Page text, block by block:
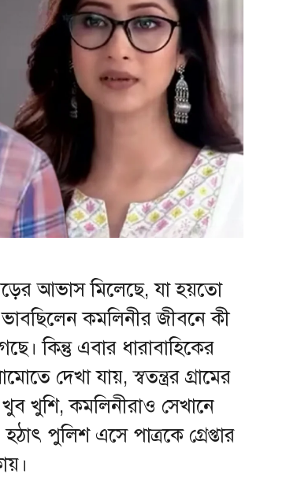
আভাস মিলেছে, যা হয়তো
কমলিনীর জীবনে কী
কিন্তু এবার ধারাবাহিকের
দেখা যায়, স্বতন্ত্রর গ্রামের
খুশি, কমলিনীরাও সেখানে
পুলিশ এসে পাত্রকে গ্রেপ্তার